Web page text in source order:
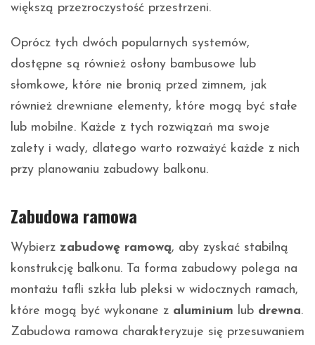
większą przezroczystość przestrzeni.
Oprócz tych dwóch popularnych systemów,
dostępne są również osłony bambusowe lub
słomkowe, które nie bronią przed zimnem, jak
również drewniane elementy, które mogą być stałe
lub mobilne. Każde z tych rozwiązań ma swoje
zalety i wady, dlatego warto rozważyć każde z nich
przy planowaniu zabudowy balkonu.
Zabudowa ramowa
Wybierz zabudowę ramową, aby zyskać stabilną
konstrukcję balkonu. Ta forma zabudowy polega na
montażu tafli szkła lub pleksi w widocznych ramach,
które mogą być wykonane z aluminium lub drewna.
Zabudowa ramowa charakteryzuje się przesuwaniem